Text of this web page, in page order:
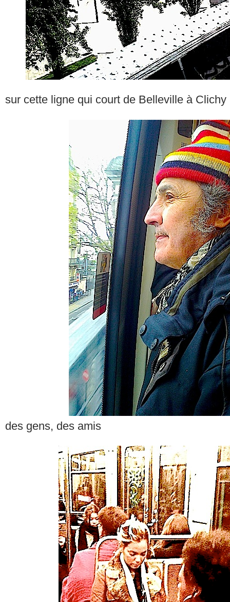
sur cette ligne qui court de Belleville à Clichy
des gens, des amis